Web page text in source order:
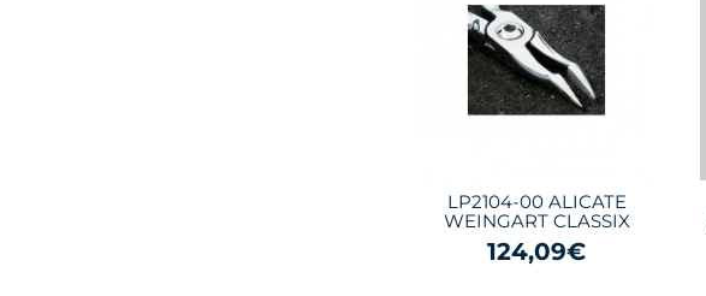
LP2104-00 ALICATE
WEINGART CLASSIX
124,09€